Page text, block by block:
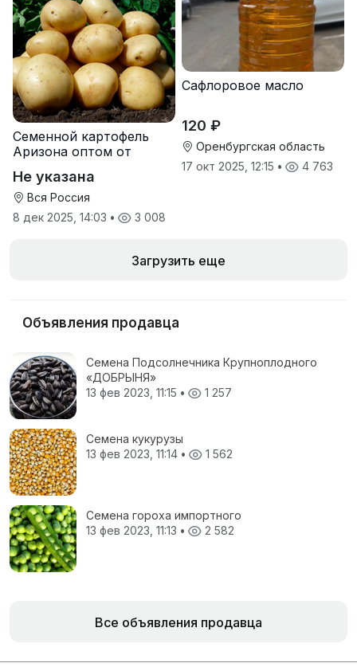
Семенной картофель
Аризона оптом от
Не указана
Вся Россия
8 дек 2025, 14:03 • 3 008
Сафлоровое масло
120 ₽
Оренбургская область
17 окт 2025, 12:15 • 4 763
Загрузить еще
Объявления продавца
Семена Подсолнечника Крупноплодного
«ДОБРЫНЯ»
13 фев 2023, 11:15 • 1 257
Семена кукурузы
13 фев 2023, 11:14 • 1 562
Семена гороха импортного
13 фев 2023, 11:13 • 2 582
Все объявления продавца